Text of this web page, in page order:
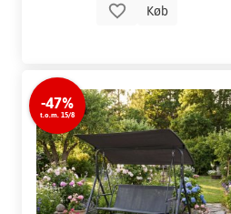
Køb
-47%
t.o.m. 15/8